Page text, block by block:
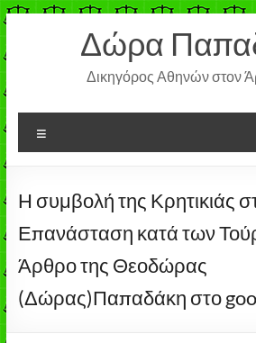
Μετάβαση
περιεχόμενοΔώρα
Δικηγόρος Αθηνών στον
Η συμβολή της Κρητικιάς
Επανάσταση κατά των
Άρθρο της Θεοδώρας
(Δώρας)Παπαδάκη στο